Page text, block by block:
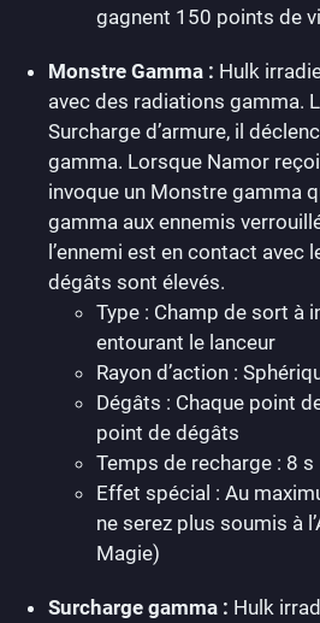
gagnent 150 points de
Monstre Gamma : Hulk
avec des radiations gamma.
Surcharge d’armure, il
gamma. Lorsque Namor
invoque un Monstre gamma
gamma aux ennemis
l’ennemi est en contact avec
dégâts sont élevés.
Type : Champ de sort à
entourant le lanceur
Rayon d’action :
Dégâts : Chaque point
point de dégâts
Temps de recharge : 8 s
Effet spécial : Au
ne serez plus soumis à
Magie)
Surcharge gamma : Hulk